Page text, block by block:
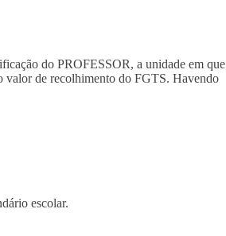
do PROFESSOR, a unidade em que
valor de recolhimento do FGTS. Havendo
escolar.